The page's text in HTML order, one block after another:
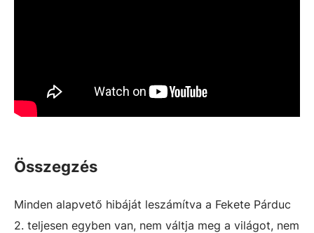
Összegzés
Minden alapvető hibáját leszámítva a Fekete Párduc
2. teljesen egyben van, nem váltja meg a világot, nem